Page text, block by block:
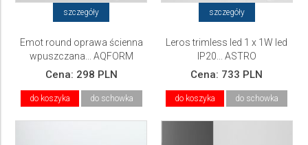
szczegóły
Emot round oprawa ścienna
wpuszczana... AQFORM
Cena: 298 PLN
do koszyka do schowka
szczegóły
Leros trimless led 1 x 1W led
IP20... ASTRO
Cena: 733 PLN
do koszyka do schowka